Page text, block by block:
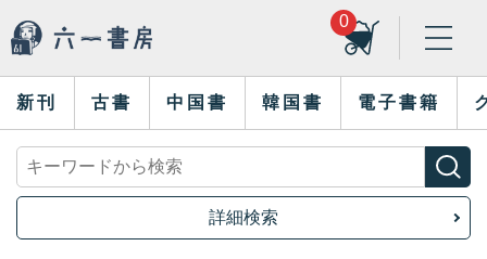
0
新刊 古書 中国書 韓国書 電子書籍
詳細検索